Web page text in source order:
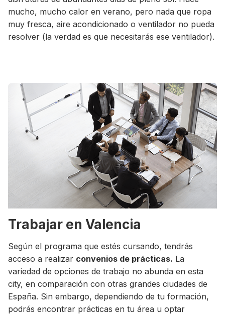
mucho, mucho calor en verano, pero nada que ropa
muy fresca, aire acondicionado o ventilador no pueda
resolver (la verdad es que necesitarás ese ventilador).
Trabajar en Valencia
Según el programa que estés cursando, tendrás
acceso a realizar convenios de prácticas. La
variedad de opciones de trabajo no abunda en esta
city, en comparación con otras grandes ciudades de
España. Sin embargo, dependiendo de tu formación,
podrás encontrar prácticas en tu área u optar